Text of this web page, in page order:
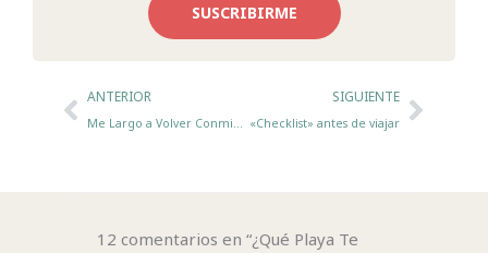
SUSCRIBIRME
AntANTERIOR
Me Largo a Volver Conmigo
SIGUIENTE
«Checklist» antes de viajar
12 comentarios en “¿Qué Playa Te